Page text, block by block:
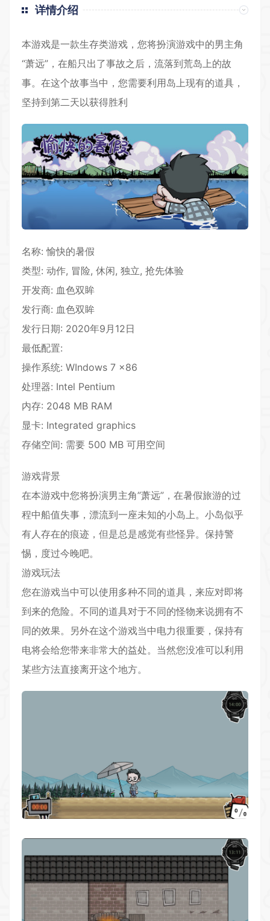
详情介绍
本游戏是一款生存类游戏，您将扮演游戏中的男主角
“萧远”，在船只出了事故之后，流落到荒岛上的故
事。在这个故事当中，您需要利用岛上现有的道具，
坚持到第二天以获得胜利
名称: 愉快的暑假
类型: 动作, 冒险, 休闲, 独立, 抢先体验
开发商: 血色双眸
发行商: 血色双眸
发行日期: 2020年9月12日
最低配置:
操作系统: WIndows 7 x86
处理器: Intel Pentium
内存: 2048 MB RAM
显卡: Integrated graphics
存储空间: 需要 500 MB 可用空间
游戏背景
在本游戏中您将扮演男主角”萧远”，在暑假旅游的过
程中船值失事，漂流到一座未知的小岛上。小岛似乎
有人存在的痕迹，但是总是感觉有些怪异。保持警
惕，度过今晚吧。
游戏玩法
您在游戏当中可以使用多种不同的道具，来应对即将
到来的危险。不同的道具对于不同的怪物来说拥有不
同的效果。另外在这个游戏当中电力很重要，保持有
电将会给您带来非常大的益处。当然您没准可以利用
某些方法直接离开这个地方。